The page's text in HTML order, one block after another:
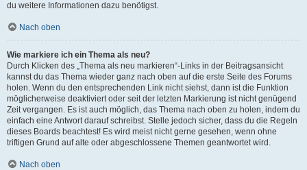
du weitere Informationen dazu benötigst.
Nach oben
Wie markiere ich ein Thema als neu?
Durch Klicken des „Thema als neu markieren“-Links in der Beitragsansicht
kannst du das Thema wieder ganz nach oben auf die erste Seite des Forums
holen. Wenn du den entsprechenden Link nicht siehst, dann ist die Funktion
möglicherweise deaktiviert oder seit der letzten Markierung ist nicht genügend
Zeit vergangen. Es ist auch möglich, das Thema nach oben zu holen, indem du
einfach eine Antwort darauf schreibst. Stelle jedoch sicher, dass du die Regeln
dieses Boards beachtest! Es wird meist nicht gerne gesehen, wenn ohne
triftigen Grund auf alte oder abgeschlossene Themen geantwortet wird.
Nach oben